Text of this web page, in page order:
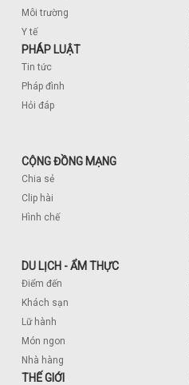
Môi trường
Y tế
PHÁP LUẬT
Tin tức
Pháp đình
Hỏi đáp
CỘNG ĐỒNG MẠNG
Chia sẻ
Clip hài
Hình chế
DU LỊCH - ẨM THỰC
Điểm đến
Khách sạn
Lữ hành
Món ngon
Nhà hàng
THẾ GIỚI